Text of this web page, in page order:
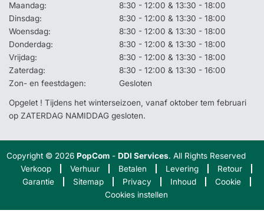
Maandag:
8:30 - 12:00 & 13:30 - 18:00
Dinsdag:
8:30 - 12:00 & 13:30 - 18:00
Woensdag:
8:30 - 12:00 & 13:30 - 18:00
Donderdag:
8:30 - 12:00 & 13:30 - 18:00
Vrijdag:
8:30 - 12:00 & 13:30 - 18:00
Zaterdag:
8:30 - 12:00 & 13:30 - 16:00
Zon- en feestdagen:
Gesloten
Opgelet ! Tijdens het winterseizoen, vanaf oktober tem februari
op ZATERDAG NAMIDDAG gesloten.
Copyright © 2026PopCom -DDI Services. All Rights Reserved
Verkoop
Verhuur Betalen Levering
Retour
Garantie
Sitemap Privacy Inhoud
Cookie
Cookies instellen